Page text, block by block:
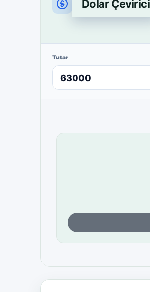
Dolar Çevirici
Tutar